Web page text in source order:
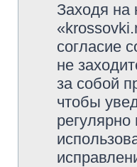
Заходя
согласие
не
за собой
чтобы
регулярно